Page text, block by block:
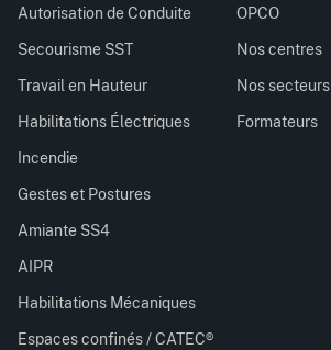
Autorisation de Conduite
Secourisme SST
Travail en Hauteur
Habilitations Électriques
Incendie
Gestes et Postures
Amiante SS4
AIPR
Habilitations Mécaniques
Espaces confinés / CATEC®
OPCO
Nos centres
Nos secteurs
Formateurs